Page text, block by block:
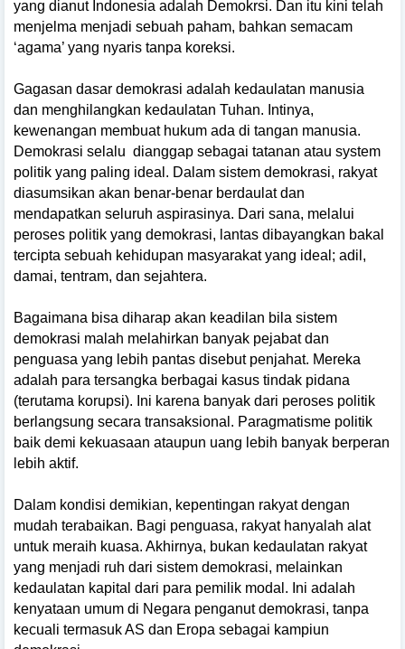
yang dianut Indonesia adalah Demokrsi. Dan itu kini telah
menjelma menjadi sebuah paham, bahkan semacam
‘agama’ yang nyaris tanpa koreksi.
Gagasan dasar demokrasi adalah kedaulatan manusia
dan menghilangkan kedaulatan Tuhan. Intinya,
kewenangan membuat hukum ada di tangan manusia.
Demokrasi selalu dianggap sebagai tatanan atau system
politik yang paling ideal. Dalam sistem demokrasi, rakyat
diasumsikan akan benar-benar berdaulat dan
mendapatkan seluruh aspirasinya. Dari sana, melalui
peroses politik yang demokrasi, lantas dibayangkan bakal
tercipta sebuah kehidupan masyarakat yang ideal; adil,
damai, tentram, dan sejahtera.
Bagaimana bisa diharap akan keadilan bila sistem
demokrasi malah melahirkan banyak pejabat dan
penguasa yang lebih pantas disebut penjahat. Mereka
adalah para tersangka berbagai kasus tindak pidana
(terutama korupsi). Ini karena banyak dari peroses politik
berlangsung secara transaksional. Paragmatisme politik
baik demi kekuasaan ataupun uang lebih banyak berperan
lebih aktif.
Dalam kondisi demikian, kepentingan rakyat dengan
mudah terabaikan. Bagi penguasa, rakyat hanyalah alat
untuk meraih kuasa. Akhirnya, bukan kedaulatan rakyat
yang menjadi ruh dari sistem demokrasi, melainkan
kedaulatan kapital dari para pemilik modal. Ini adalah
kenyataan umum di Negara penganut demokrasi, tanpa
kecuali termasuk AS dan Eropa sebagai kampiun